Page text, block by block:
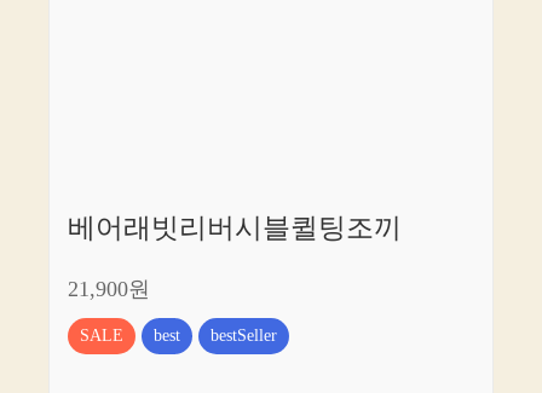
베어래빗리버시블퀼팅조끼
21,900원
SALE best bestSeller